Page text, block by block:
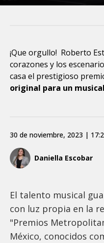
¡Que orgullo! Roberto
corazones y los
casa el prestigioso
original para un
Daniella Escobar
30 de noviembre, 2023 |
El talento musical
con luz propia en la
"Premios
México, conocidos